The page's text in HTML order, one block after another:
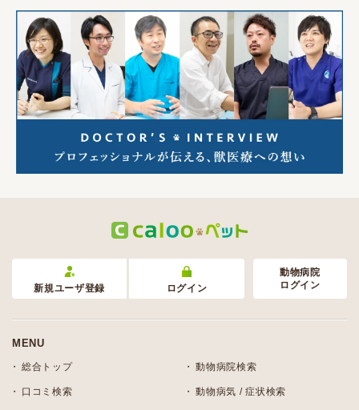
新規ユーザ登録 ログイン
動物病院
ログイン
MENU
総合トップ 動物病院検索
口コミ検索 動物病気 / 症状検索